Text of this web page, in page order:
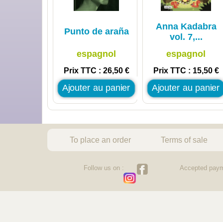
Punto de araña
espagnol
Prix TTC : 26,50 €
Ajouter au panier
Anna Kadabra
vol. 7,...
espagnol
Prix TTC : 15,50 €
Ajouter au panier
To place an order Terms of sale
Follow us on : Accepted